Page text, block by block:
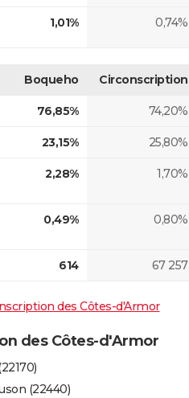
1,01% 0,74%
Boqueho Circonscription
76,85% 74,20%
23,15% 25,80%
2,28% 1,70%
0,49% 0,80%
614 67 257
des Côtes-d'Armor
des Côtes-d'Armor
(22440)